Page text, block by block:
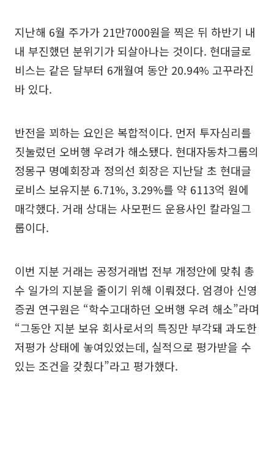
지난해 6월 주가가 21만7000원을 찍은 뒤 하반기 내
내 부진했던 분위기가 되살아나는 것이다. 현대글로
비스는 같은 달부터 6개월여 동안 20.94% 고꾸라진
바 있다.
반전을 꾀하는 요인은 복합적이다. 먼저 투자심리를
짓눌렀던 오버행 우려가 해소됐다. 현대자동차그룹의
정몽구 명예회장과 정의선 회장은 지난달 초 현대글
로비스 보유지분 6.71%, 3.29%를 약 6113억 원에
매각했다. 거래 상대는 사모펀드 운용사인 칼라일그
룹이다.
이번 지분 거래는 공정거래법 전부 개정안에 맞춰 총
수 일가의 지분을 줄이기 위해 이뤄졌다. 엄경아 신영
증권 연구원은 “학수고대하던 오버행 우려 해소”라며
“그동안 지분 보유 회사로서의 특징만 부각돼 과도한
저평가 상태에 놓여있었는데, 실적으로 평가받을 수
있는 조건을 갖췄다”라고 평가했다.